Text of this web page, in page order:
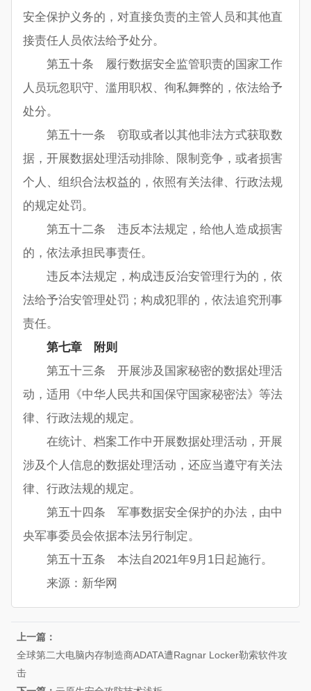
安全保护义务的，对直接负责的主管人员和其他直
接责任人员依法给予处分。
第五十条 履行数据安全监管职责的国家工作
人员玩忽职守、滥用职权、徇私舞弊的，依法给予
处分。
第五十一条 窃取或者以其他非法方式获取数
据，开展数据处理活动排除、限制竞争，或者损害
个人、组织合法权益的，依照有关法律、行政法规
的规定处罚。
第五十二条 违反本法规定，给他人造成损害
的，依法承担民事责任。
违反本法规定，构成违反治安管理行为的，依
法给予治安管理处罚；构成犯罪的，依法追究刑事
责任。
第七章 附则
第五十三条 开展涉及国家秘密的数据处理活
动，适用《中华人民共和国保守国家秘密法》等法
律、行政法规的规定。
在统计、档案工作中开展数据处理活动，开展
涉及个人信息的数据处理活动，还应当遵守有关法
律、行政法规的规定。
第五十四条 军事数据安全保护的办法，由中
央军事委员会依据本法另行制定。
第五十五条 本法自2021年9月1日起施行。
来源：新华网
上一篇：
全球第二大电脑内存制造商ADATA遭Ragnar Locker勒索软件攻
击